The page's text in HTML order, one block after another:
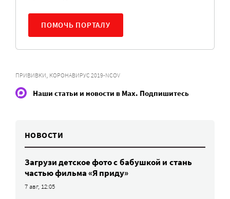
ПОМОЧЬ ПОРТАЛУ
ПРИВИВКИ, КОРОНАВИРУС 2019-NCOV
Наши статьи и новости в Max. Подпишитесь
НОВОСТИ
Загрузи детское фото с бабушкой и стань
частью фильма «Я приду»
7 авг, 12:05